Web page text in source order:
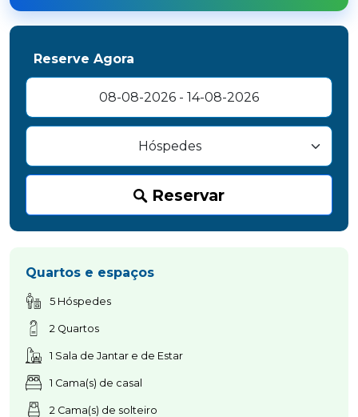
Reserve Agora
Reservar
Quartos e espaços
5 Hóspedes
2 Quartos
1 Sala de Jantar e de Estar
1 Cama(s) de casal
2 Cama(s) de solteiro